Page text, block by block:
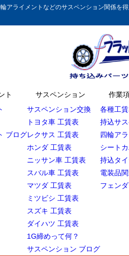
アライメントなどのサスペンション関係
ト
ブログ
サスペンション
サスペンション交換
トヨタ車 工賃表
レクサス 工賃表
ホンダ 工賃表
ニッサン車 工賃表
スバル車 工賃表
マツダ 工賃表
ミツビシ 工賃表
スズキ 工賃表
ダイハツ 工賃表
1G締めって何？
サスペンション ブログ
作業
各種工
持込サ
四輪ア
シート
持込タ
電装品
フェン